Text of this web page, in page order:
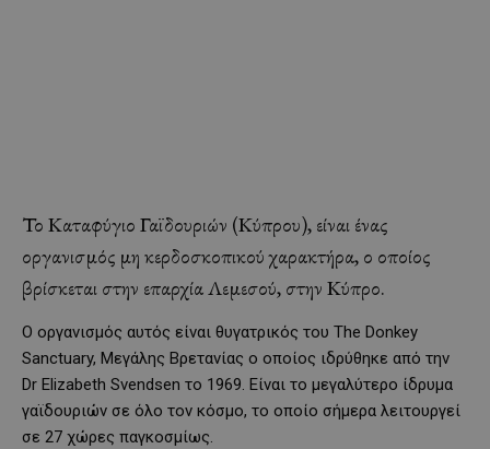
Το Καταφύγιο Γαϊδουριών (Κύπρου), είναι ένας
οργανισμός μη κερδοσκοπικού χαρακτήρα, ο οποίος
βρίσκεται στην επαρχία Λεμεσού, στην Κύπρο.
Ο οργανισμός αυτός είναι θυγατρικός του The Donkey
Sanctuary, Μεγάλης Βρετανίας ο οποίος ιδρύθηκε από την
Dr Elizabeth Svendsen το 1969. Είναι το μεγαλύτερο ίδρυμα
γαϊδουριών σε όλο τον κόσμο, το οποίο σήμερα λειτουργεί
σε 27 χώρες παγκοσμίως.